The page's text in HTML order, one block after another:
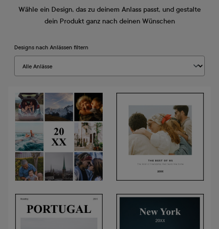
Wähle ein Design, das zu deinem Anlass passt, und gestalte
dein Produkt ganz nach deinen Wünschen
Designs nach Anlässen filtern